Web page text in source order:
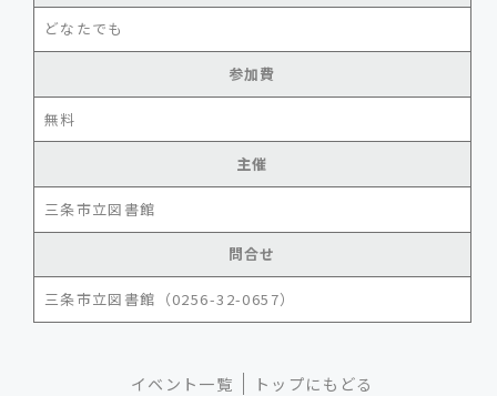
どなたでも
参加費
無料
主催
三条市立図書館
問合せ
三条市立図書館（0256-32-0657）
イベント一覧 トップにもどる